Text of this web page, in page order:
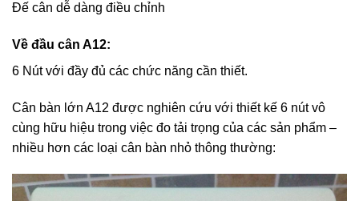
Đế cân dễ dàng điều chỉnh
Về đầu cân A12:
6 Nút với đầy đủ các chức năng cần thiết.
Cân bàn lớn A12 được nghiên cứu với thiết kế 6 nút vô
cùng hữu hiệu trong việc đo tải trọng của các sản phẩm –
nhiều hơn các loại cân bàn nhỏ thông thường: